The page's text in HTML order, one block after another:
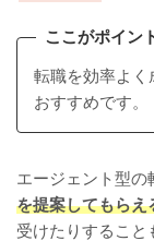
ここがポイン
転職を効率よく
おすすめです。
エージェント型の
を提案してもらえ
受けたりすること